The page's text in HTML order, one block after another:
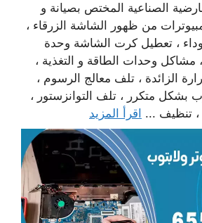
الصناعية المختص بصيانة و
من ظهور الشاشة الزرقاء ،
، تعطيل كرت الشاشة وحدة
مشاكل وحدات الطاقة و التغذية ،
الزائدة ، تلف معالج الرسوم ،
بشكل متكرر ، تلف التوانزستور ،
، تنظيف ... اقرأ المزيد